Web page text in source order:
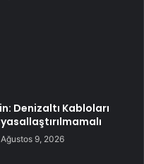
Denizaltı Kabloları
Ağustos 9, 2026